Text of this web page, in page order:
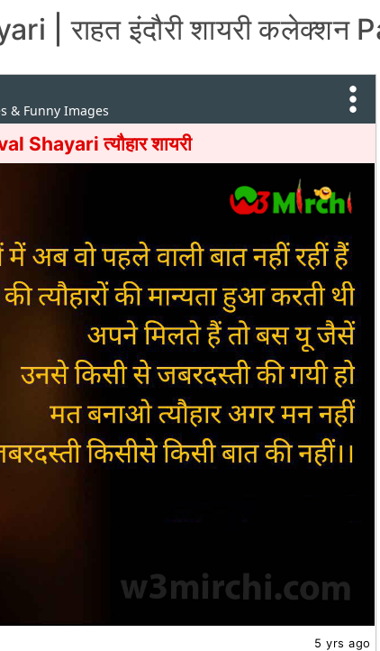
| राहत इंदौरी शायरी कलेक्शन
& Funny Images
Shayari त्यौहार शायरी
5 yrs ago